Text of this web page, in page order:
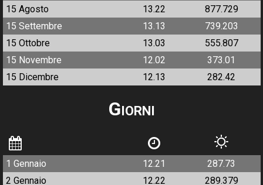
15 Agosto
13.22
877.729
15 Settembre
13.13
739.203
15 Ottobre
13.03
555.807
15 Novembre
12.02
373.01
15 Dicembre
12.13 282.42
Giorni
1 Gennaio 12.21
287.73
2 Gennaio
12.22
289.379